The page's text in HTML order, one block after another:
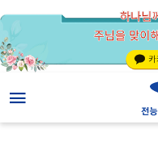
1. 인류를 경영하는 사역이란?